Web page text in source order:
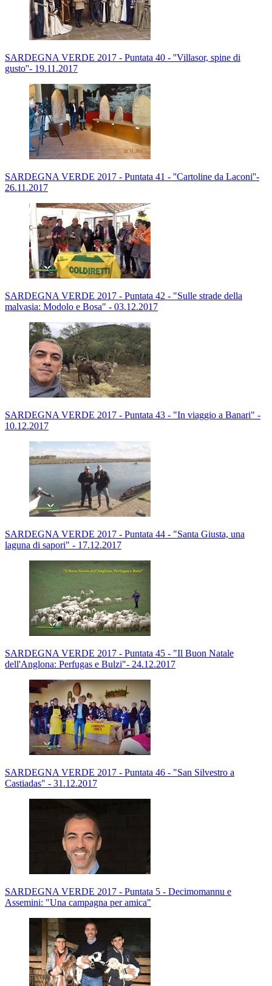
SARDEGNA VERDE 2017 - Puntata 40 - ''Villasor, spine di
gusto''- 19.11.2017
SARDEGNA VERDE 2017 - Puntata 41 - ''Cartoline da Laconi''-
26.11.2017
SARDEGNA VERDE 2017 - Puntata 42 - "Sulle strade della
malvasia: Modolo e Bosa" - 03.12.2017
SARDEGNA VERDE 2017 - Puntata 43 - "In viaggio a Banari" -
10.12.2017
SARDEGNA VERDE 2017 - Puntata 44 - "Santa Giusta, una
laguna di sapori" - 17.12.2017
SARDEGNA VERDE 2017 - Puntata 45 - "Il Buon Natale
dell'Anglona: Perfugas e Bulzi"- 24.12.2017
SARDEGNA VERDE 2017 - Puntata 46 - "San Silvestro a
Castiadas" - 31.12.2017
SARDEGNA VERDE 2017 - Puntata 5 - Decimomannu e
Assemini: "Una campagna per amica"